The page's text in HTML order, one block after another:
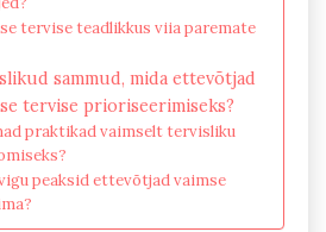
tervise teadlikkus viia paremate
sammud, mida ettevõtjad
tervise prioriseerimiseks?
praktikad vaimselt tervisliku
peaksid ettevõtjad vaimse